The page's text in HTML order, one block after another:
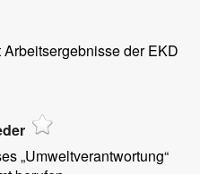
der EKD
„Umweltverantwortung“